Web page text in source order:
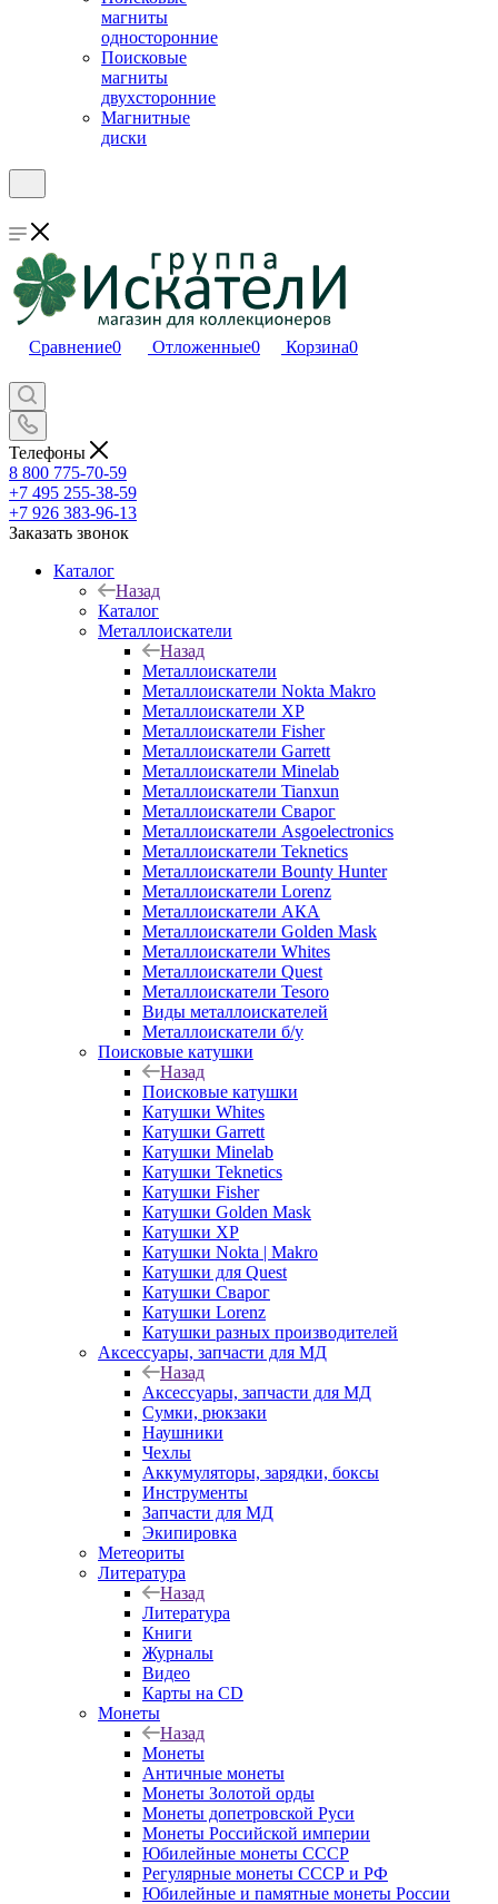
магниты
односторонние
Поисковые
магниты
двухсторонние
Магнитные
диски
Сравнение0 Отложенные0 Корзина0
Телефоны
8 800 775-70-59
+7 495 255-38-59
+7 926 383-96-13
Заказать звонок
Каталог
Назад
Каталог
Металлоискатели
Назад
Металлоискатели
Металлоискатели Nokta Makro
Металлоискатели XP
Металлоискатели Fisher
Металлоискатели Garrett
Металлоискатели Minelab
Металлоискатели Tianxun
Металлоискатели Сварог
Металлоискатели Asgoelectronics
Металлоискатели Teknetics
Металлоискатели Bounty Hunter
Металлоискатели Lorenz
Металлоискатели АКА
Металлоискатели Golden Mask
Металлоискатели Whites
Металлоискатели Quest
Металлоискатели Tesoro
Виды металлоискателей
Металлоискатели б/у
Поисковые катушки
Назад
Поисковые катушки
Катушки Whites
Катушки Garrett
Катушки Minelab
Катушки Teknetics
Катушки Fisher
Катушки Golden Mask
Катушки XP
Катушки Nokta | Makro
Катушки для Quest
Катушки Сварог
Катушки Lorenz
Катушки разных производителей
Аксессуары, запчасти для МД
Назад
Аксессуары, запчасти для МД
Сумки, рюкзаки
Наушники
Чехлы
Аккумуляторы, зарядки, боксы
Инструменты
Запчасти для МД
Экипировка
Метеориты
Литература
Назад
Литература
Книги
Журналы
Видео
Карты на CD
Монеты
Назад
Монеты
Античные монеты
Монеты Золотой орды
Монеты допетровской Руси
Монеты Российской империи
Юбилейные монеты СССР
Регулярные монеты СССР и РФ
Юбилейные и памятные монеты России